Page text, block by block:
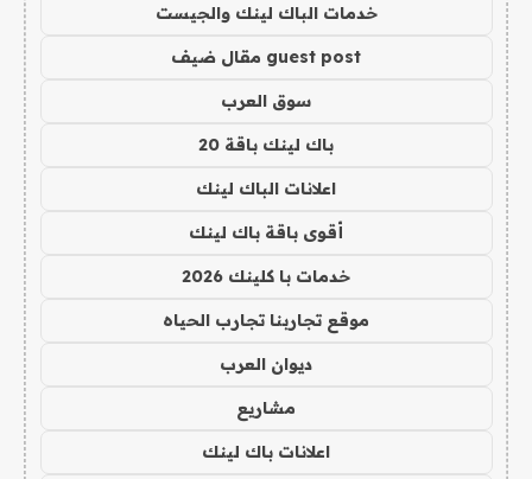
خدمات الباك لينك والجيست
guest post مقال ضيف
سوق العرب
باك لينك باقة 20
اعلانات الباك لينك
أقوى باقة باك لينك
خدمات با كلينك 2026
موقع تجاربنا تجارب الحياه
ديوان العرب
مشاريع
اعلانات باك لينك